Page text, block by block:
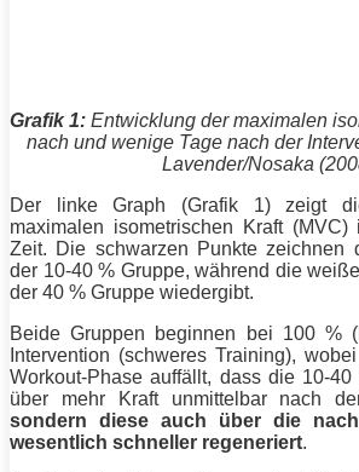
Grafik 1: Entwicklung der maximalen
nach und wenige Tage nach der
Lavender/Nosaka
Der linke Graph (Grafik 1) zeigt
maximalen isometrischen Kraft
Zeit. Die schwarzen Punkte zeichnen
der 10-40 % Gruppe, während die
der 40 % Gruppe wiedergibt.
Beide Gruppen beginnen bei 100 %
Intervention (schweresTraining),
Workout-Phase auffällt, dass die 10-
über mehr Kraft unmittelbar nach
sondern diese auch über die
wesentlich schneller regeneriert.